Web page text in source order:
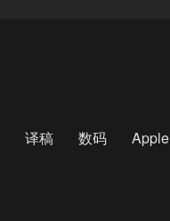
译稿 数码 Apple